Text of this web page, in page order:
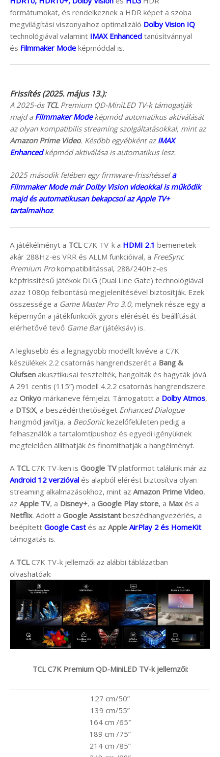
formátumokat, és rendelkeznek a HDR képet a szoba
megvilágítási viszonyaihoz optimalizáló Dolby Vision IQ
technológiával valamint IMAX Enhanced tanúsítvánnyal
és Filmmaker Mode képmóddal is.
Frissítés (2025. május 13.):
A 2025-ös TCLPremium QD-MiniLED TV-k támogatják
majd a Filmmaker Modeképmód automatikus aktiválását
az olyan kompatibilis streaming szolgáltatásokkal, mint az
Amazon Prime Video. Később egyébként azIMAX
Enhancedképmód aktiválása is automatikus lesz.
2025 második felében egy firmware-frissítéssel a
Filmmaker Mode már Dolby Vision videokkal is működik
majd és automatikusan bekapcsol az Apple TV+
tartalmaihoz.
A játékélményt a TCLC7K TV-k a HDMI 2.1 bemenetek
akár 288Hz-es VRR és ALLM funkcióival, a FreeSync
Premium Prokompatibilitással, 288/240Hz-es
képfrissítésű játékok DLG (Dual Line Gate) technológiával
azaz 1080p felbontású megjelenítésével biztosítják. Ezek
összessége a Game Master Pro 3.0, melynek része egy a
képernyőn a játékfunkciók gyors elérését és beállítását
elérhetővé tevő Game Bar(játéksáv) is.
A legkisebb és a legnagyobb modellt kivéve a C7K
készülékek 2.2 csatornás hangrendszerét a Bang &
Olufsen akusztikusai tesztelték, hangolták és hagyták jóvá.
A 291 centis (115”) modell 4.2.2 csatornás hangrendszere
az Onkyo márkaneve fémjelzi. Támogatott a Dolby Atmos,
a DTS:X, a beszédérthetőséget Enhanced Dialogue
hangmód javítja, a BeoSonickezelőfelületen pedig a
felhasználók a tartalomtípushoz és egyedi igényüknek
megfelelően állíthatják és finomíthatják a hangélményt.
A TCLC7K TV-ken is Google TVplatformot találunk már az
Android 12 verzióval és alapból elérést biztosítva olyan
streaming alkalmazásokhoz, mint az Amazon Prime Video,
az Apple TV, a Disney+, a Google Play store, a Maxés a
Netflix. Adott a Google Assistant beszédhangvezérlés, a
beépített Google Cast és az Apple AirPlay 2 és HomeKit
támogatás is.
A TCLC7K TV-k jellemzői az alábbi táblázatban
olvashatóak:
TCL C7K Premium QD-MiniLED TV-k jellemzői:
127 cm/50”
139 cm/55”
164 cm /65″
189 cm /75”
214 cm /85”